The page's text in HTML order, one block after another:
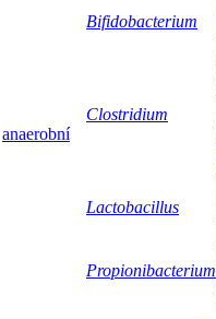
anaerobní
Bifidobacterium
Clostridium
Lactobacillus
Propionibacterium